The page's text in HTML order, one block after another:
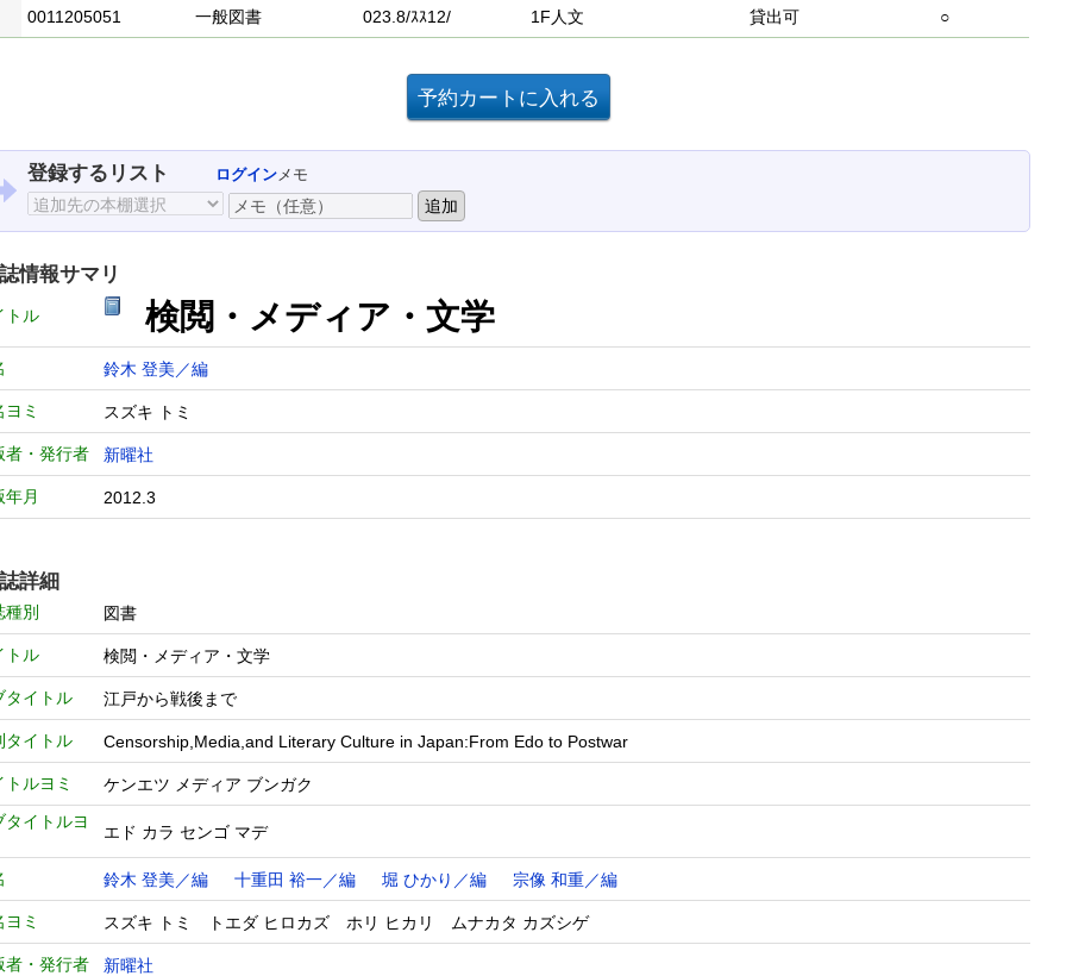
0011205051
一般図書 023.8/ｽｽ12/ 1F人文 貸出可 ○
登録するリスト ログインメモ
情報サマリ
トル 検閲・メディア・文学
鈴木 登美／編
ヨミ スズキ トミ
者・発行者 新曜社
年月 2012.3
詳細
種別 図書
トル 検閲・メディア・文学
タイトル 江戸から戦後まで
タイトル Censorship,Media,and Literary Culture in Japan:From Edo to Postwar
トルヨミ
ケンエツ メディア ブンガク
タイトルヨ
エド カラ センゴ マデ
鈴木 登美／編 十重田 裕一／編 堀 ひかり／編 宗像 和重／編
ヨミ スズキ トミ トエダ ヒロカズ ホリ ヒカリ ムナカタ カズシゲ
者・発行者
新曜社